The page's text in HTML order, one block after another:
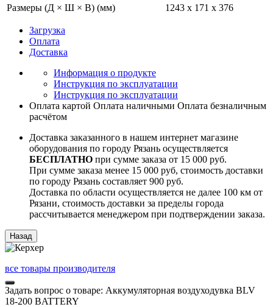
Размеры (Д × Ш × В) (мм)
1243 x 171 x 376
Загрузка
Оплата
Доставка
Информация о продукте
Инструкция по эксплуатации
Инструкция по эксплуатации
Оплата картой Оплата наличными Оплата безналичным
расчётом
Доставка заказанного в нашем интернет магазине
оборудования по городу Рязань осуществляется
БЕСПЛАТНО при сумме заказа от 15 000 руб.
При сумме заказа менее 15 000 руб, стоимость доставки
по городу Рязань составляет 900 руб.
Доставка по области осуществляется не далее 100 км от
Рязани, стоимость доставки за пределы города
рассчитывается менеджером при подтверждении заказа.
все товары производителя
Задать вопрос о товаре: Аккумуляторная воздуходувка BLV
18-200 BATTERY